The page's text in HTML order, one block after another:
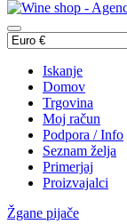
Iskanje
Domov
Trgovina
Moj račun
Podpora / Info
Seznam želja
Primerjaj
Proizvajalci
Žgane pijače